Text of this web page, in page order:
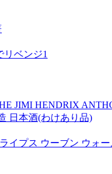
ベンジ1
JIMI HENDRIX
日本酒(わけあり品)
イプス ウーブン ウォ